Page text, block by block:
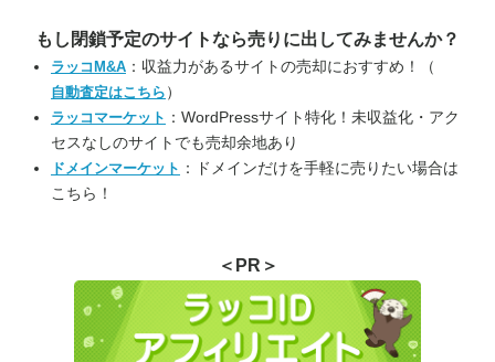
もし閉鎖予定のサイトなら売りに出してみませんか？
ラッコM&A ：収益力があるサイトの売却におすすめ！（
自動査定はこちら ）
ラッコマーケット ：WordPressサイト特化！未収益化・アク
セスなしのサイトでも売却余地あり
ドメインマーケット ：ドメインだけを手軽に売りたい場合は
こちら！
＜PR＞